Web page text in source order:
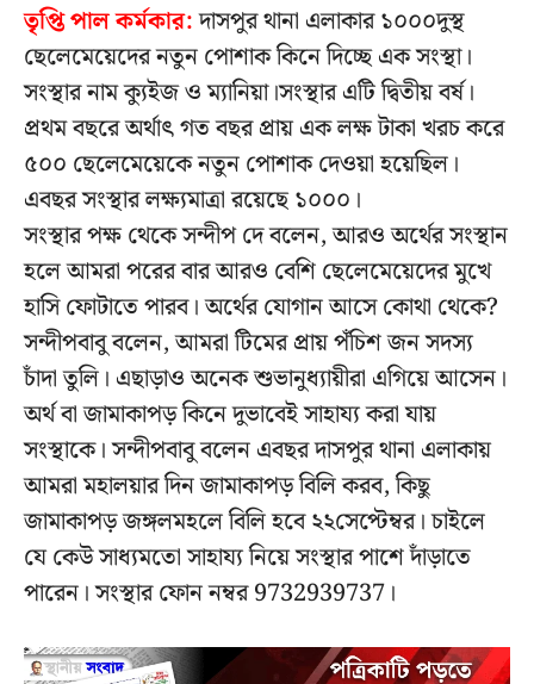
তৃপ্তি পাল কর্মকার:দাসপুর থানা এলাকার ১০০০দুস্থ
ছেলেমেয়েদের নতুন পোশাক কিনে দিচ্ছে এক সংস্থা।
সংস্থার নাম ক‍্যুইজ ও ম‍্যানিয়া।সংস্থার এটি দ্বিতীয় বর্ষ।
প্রথম বছরে অর্থাৎ গত বছর প্রায় এক লক্ষ টাকা খরচ করে
৫০০ ছেলেমেয়েকে নতুন পোশাক দেওয়া হয়েছিল।
এবছর সংস্থার লক্ষ্যমাত্রা রয়েছে ১০০০।
সংস্থার পক্ষ থেকে সন্দীপ দে বলেন, আরও অর্থের সংস্থান
হলে আমরা পরের বার আরও বেশি ছেলেমেয়েদের মুখে
হাসি ফোটাতে পারব। অর্থের যোগান আসে কোথা থেকে?
সন্দীপবাবু বলেন, আমরা টিমের প্রায় পঁচিশ জন সদস্য
চাঁদা তুলি। এছাড়াও অনেক শুভানুধ্যায়ীরা এগিয়ে আসেন।
অর্থ বা জামাকাপড় কিনে দুভাবেই সাহায্য করা যায়
সংস্থাকে। সন্দীপবাবু বলেন এবছর দাসপুর থানা এলাকায়
আমরা মহালয়ার দিন জামাকাপড় বিলি করব, কিছু
জামাকাপড় জঙ্গলমহলে বিলি হবে ২২সেপ্টেম্বর। চাইলে
যে কেউ সাধ‍্যমতো সাহায্য নিয়ে সংস্থার পাশে দাঁড়াতে
পারেন। সংস্থার ফোন নম্বর 9732939737।